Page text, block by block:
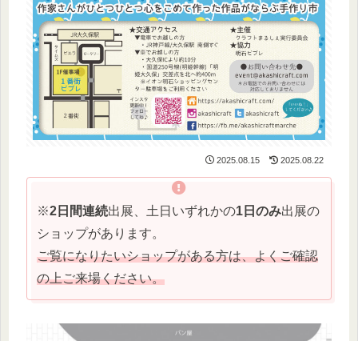
2025.08.15 2025.08.22
※2日間連続出展、土日いずれかの1日のみ出展の
ショップがあります。
ご覧になりたいショップがある方は、よくご確認
の上ご来場ください。